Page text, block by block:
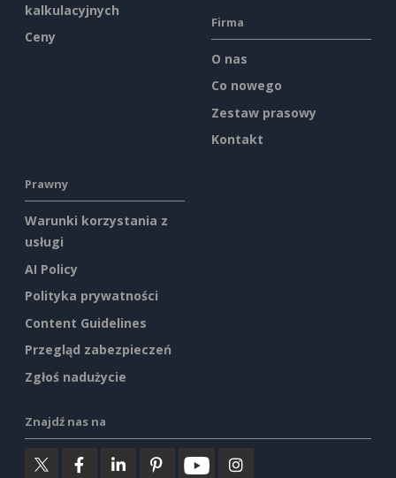
kalkulacyjnych
Ceny
Firma
O nas
Co nowego
Zestaw prasowy
Kontakt
Prawny
Warunki korzystania z
usługi
AI Policy
Polityka prywatności
Content Guidelines
Przegląd zabezpieczeń
Zgłoś nadużycie
Znajdź nas na